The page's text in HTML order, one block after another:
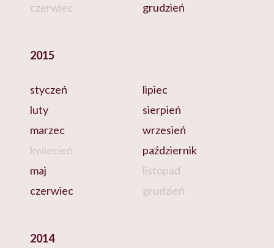
czerwiec
grudzień
2015
styczeń
luty
marzec
kwiecień
maj
czerwiec
lipiec
sierpień
wrzesień
październik
listopad
grudzień
2014